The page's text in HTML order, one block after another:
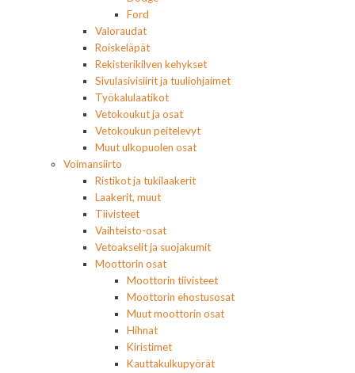
Ford
Valoraudat
Roiskeläpät
Rekisterikilven kehykset
Sivulasivisiirit ja tuuliohjaimet
Työkalulaatikot
Vetokoukut ja osat
Vetokoukun peitelevyt
Muut ulkopuolen osat
Voimansiirto
Ristikot ja tukilaakerit
Laakerit, muut
Tiivisteet
Vaihteisto-osat
Vetoakselit ja suojakumit
Moottorin osat
Moottorin tiivisteet
Moottorin ehostusosat
Muut moottorin osat
Hihnat
Kiristimet
Kauttakulkupyörät